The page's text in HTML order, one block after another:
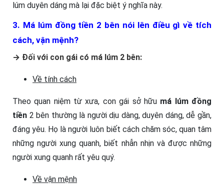
lúm duyên dáng mà lại đặc biệt ý nghĩa này.
3. Má lúm đồng tiền 2 bên nói lên điều gì về tích
cách, vận mệnh?
→ Đối với con gái có má lúm 2 bên:
Về tính cách
Theo quan niệm từ xưa, con gái sở hữu má lúm đồng
tiền 2 bên thường là người dịu dàng, duyên dáng, dễ gần,
đáng yêu. Họ là người luôn biết cách chăm sóc, quan tâm
những người xung quanh, biết nhẫn nhịn và được những
người xung quanh rất yêu quý.
Về vận mệnh